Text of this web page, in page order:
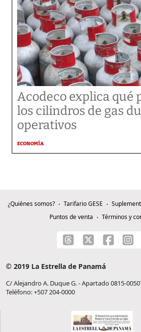
Acodeco explica qué
los cilindros de gas
operativos
ECONOMÍA
¿Quiénes somos? Tarifario GESE
Puntos de venta
Términos y
© 2019 La Estrella de Panamá
C/ Alejandro A. Duque G. - Apartado 0815-
Teléfono: +507 204-0000